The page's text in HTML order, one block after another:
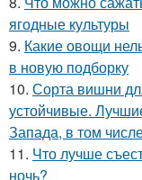
ягодные культуры
9. Какие овощи
в новую подборку
10. Сорта вишни
устойчивые.
Запада, в том
11. Что лучше
ночь?